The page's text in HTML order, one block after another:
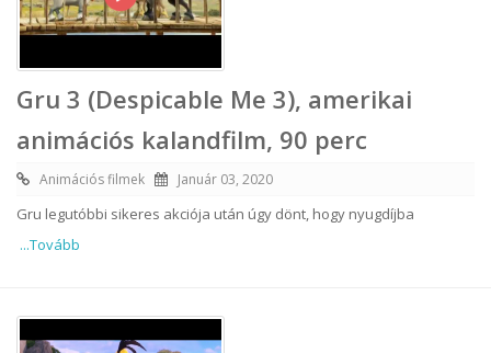
Gru 3 (Despicable Me 3), amerikai
animációs kalandfilm, 90 perc
Animációs filmek Január 03, 2020
Gru legutóbbi sikeres akciója után úgy dönt, hogy nyugdíjba
...Tovább